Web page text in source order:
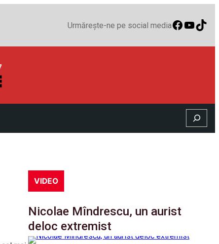
Urmărește-ne pe social media
Search
VIDEO
Nicolae Mîndrescu, un aurist
deloc extremist